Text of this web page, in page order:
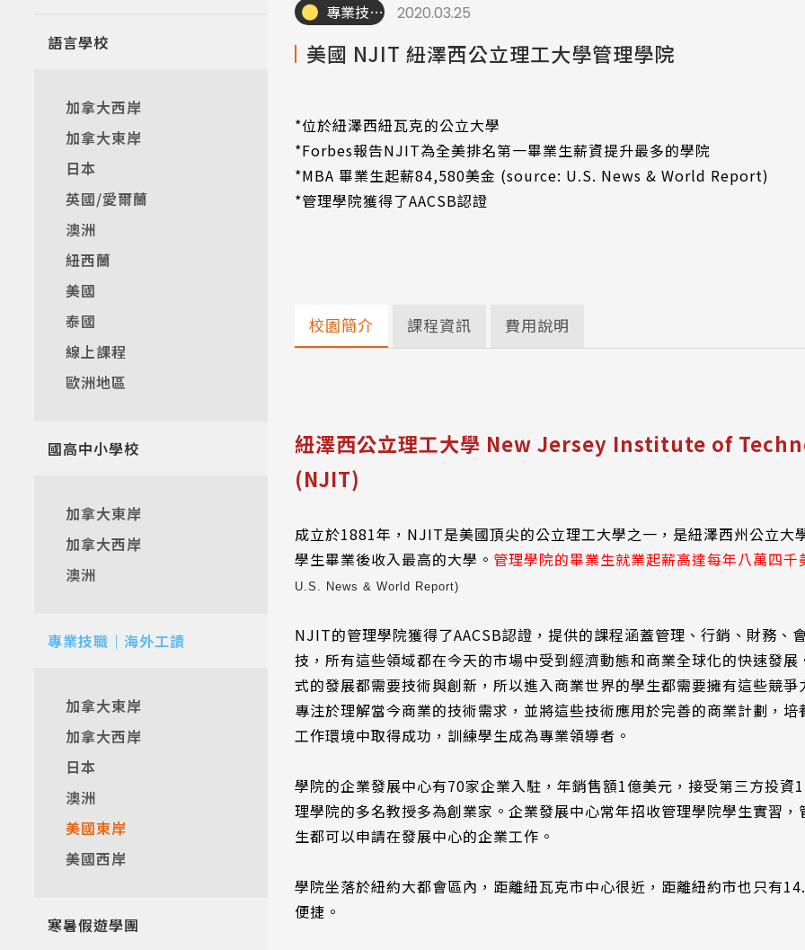
語言學校
加拿大西岸
加拿大東岸
日本
英國/愛爾蘭
澳洲
紐西蘭
美國
泰國
線上課程
歐洲地區
國高中小學校
加拿大東岸
加拿大西岸
澳洲
專業技職｜海外工讀
加拿大東岸
加拿大西岸
日本
澳洲
美國東岸
美國西岸
寒暑假遊學團
專業技職｜海外工讀 2020.03.25
美國 NJIT 紐澤西公立理工大學管理學院
*位於紐澤西紐瓦克的公立大學
*Forbes報告NJIT為全美排名第一畢業生薪資提升最多的學院
*MBA 畢業生起薪84,580美金 (source: U.S. News & World Report)
*管理學院獲得了AACSB認證
校園簡介
紐澤西公立理工大學 New Jersey Institute of
(NJIT)
成立於1881年， NJIT是美國頂尖的公立理工大學之一 ，是紐澤西州公立大
學生畢業後收入最高的大學。 管理學院的畢業生就業起薪高達每年八萬四千
U.S. News & World Report)
NJIT的管理學院獲得了AACSB認證，提供的課程涵蓋管理、行銷、財務、
技，所有這些領域都在今天的市場中受到經濟動態和商業全球化的快速發展
式的發展都需要技術與創新，所以進入商業世界的學生都需要擁有這些競爭
專注於理解當今商業的技術需求，並將這些技術應用於完善的商業計劃，培
工作環境中取得成功， 訓練學生成為專業領導者 。
學院的企業發展中心有70家企業入駐，年銷售額1億美元，接受第三方投資
理學院的多名教授多為創業家。企業發展中心常年招收管理學院學生實習，
生都可以申請在發展中心的企業工作。
學院坐落於紐約大都會區內，距離紐瓦克市中心很近，距離紐約市也只有
便捷。
課程資訊 費用說明